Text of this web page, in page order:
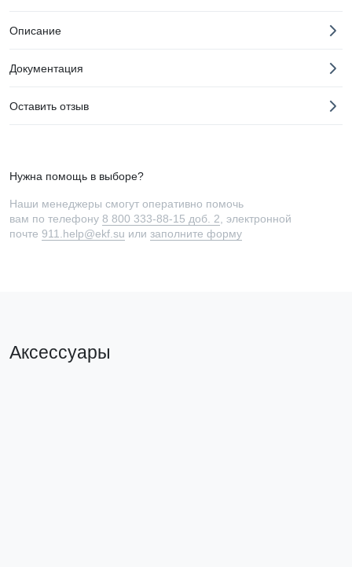
Описание
Документация
Оставить отзыв
Нужна помощь в выборе?
Наши менеджеры смогут оперативно помочь
вам по телефону 8 800 333-88-15 доб. 2 , электронной
почте 911.help@ekf.su или заполните форму
Аксессуары